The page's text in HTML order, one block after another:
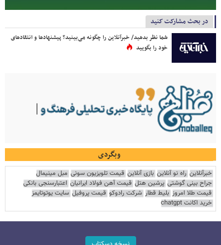
در بحث مشارکت کنید
شما نظر بدهید/ خبرآنلاین را چگونه می‌بینید؟ پیشنهادها و انتقادهای
خود را بگویید
وبگردی
خبرآنلاین راه نو آنلاین بازی آنلاین قیمت تلویزیون سونی مبل مینیمال
جراح بینی گوشتی پرشین هتل قیمت آهن فولاد ایرانیان اعتبارسنجی بانکی
قیمت طلا امروز بلیط قطار شرکت رادوکو قیمت پروفیل سایت یوتوتایمز
خرید اکانت chatgpt